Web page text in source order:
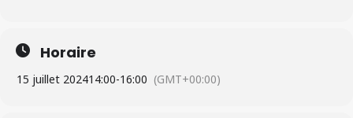
Horaire
15 juillet 202414:00-16:00 (GMT+00:00)